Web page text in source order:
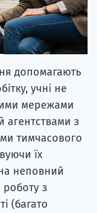
допомагають
учні не
мережами
з
тимчасового
їх
неповний
з
(багато